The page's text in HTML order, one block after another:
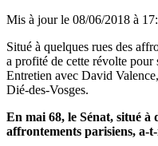
Mis à jour le 08/06/2018 à
Situé à quelques rues des
a profité de cette révolte pour
Entretien avec David
Dié-des-Vosges.
En mai 68, le Sénat, situé à
affrontements parisiens, a-